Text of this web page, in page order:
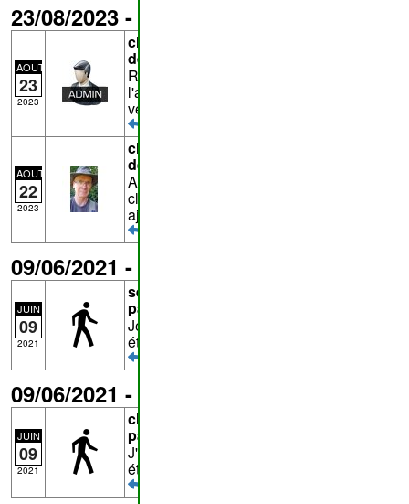
23/08/2023 - chemin n°
AOUT
23
2023
chemin n°
de
Réponse à
l'accès vers A ou le long de la rivière
vers le nord ?
AOUT
22
2023
chemin n°
de
Au point B, le portique n'était pas fermé à
clé, mais un cadenas anti-vol y était
ajouté.
09/06/2021 - sentier n°
JUIN
09
2021
sentier n°
passé(e) le 08/06/2021
Je suis passe de C à F. Tout est en bon
état.
09/06/2021 - chemin n°
JUIN
09
2021
chemin n°
passé(e) le 08/06/2021
J'ai pris ce chemin et il est en très bon
état.